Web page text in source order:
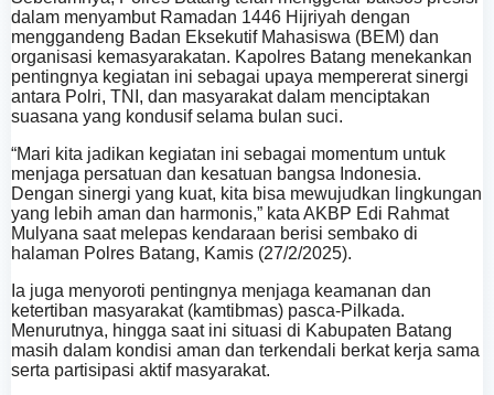
dalam menyambut Ramadan 1446 Hijriyah dengan
menggandeng Badan Eksekutif Mahasiswa (BEM) dan
organisasi kemasyarakatan. Kapolres Batang menekankan
pentingnya kegiatan ini sebagai upaya mempererat sinergi
antara Polri, TNI, dan masyarakat dalam menciptakan
suasana yang kondusif selama bulan suci.
“Mari kita jadikan kegiatan ini sebagai momentum untuk
menjaga persatuan dan kesatuan bangsa Indonesia.
Dengan sinergi yang kuat, kita bisa mewujudkan lingkungan
yang lebih aman dan harmonis,” kata AKBP Edi Rahmat
Mulyana saat melepas kendaraan berisi sembako di
halaman Polres Batang, Kamis (27/2/2025).
Ia juga menyoroti pentingnya menjaga keamanan dan
ketertiban masyarakat (kamtibmas) pasca-Pilkada.
Menurutnya, hingga saat ini situasi di Kabupaten Batang
masih dalam kondisi aman dan terkendali berkat kerja sama
serta partisipasi aktif masyarakat.